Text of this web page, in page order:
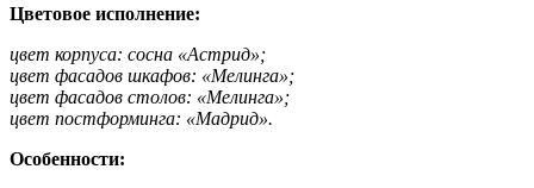
Цветовое исполнение:
цвет корпуса: сосна «Астрид»;
цвет фасадов шкафов: «Мелинга»;
цвет фасадов столов: «Мелинга»;
цвет постформинга: «Мадрид».
Особенности: